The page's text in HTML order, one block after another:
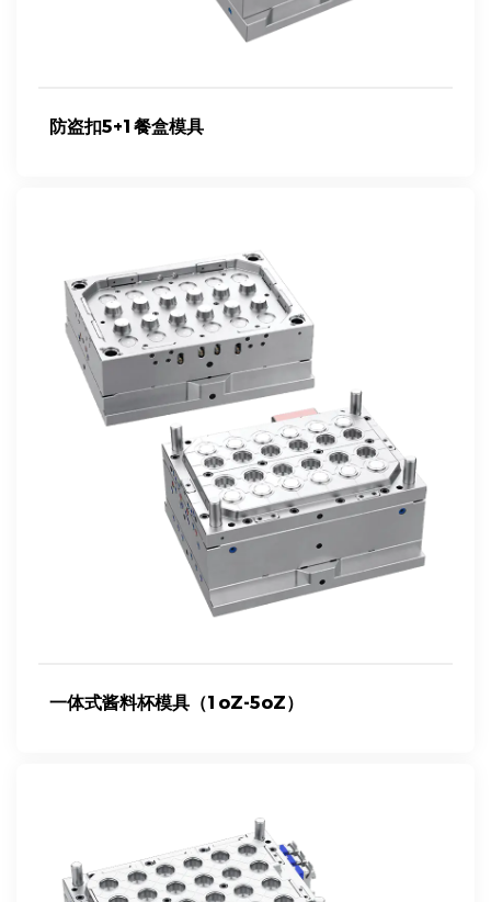
防盗扣5+1餐盒模具
一体式酱料杯模具（1oZ-5oZ）